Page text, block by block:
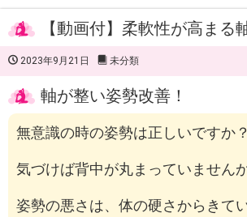
【動画付】柔軟性が高まる
2023年9月21日 未分類
軸が整い姿勢改善！
無意識の時の姿勢は正しいですか？
気づけば背中が丸まっていません
姿勢の悪さは、体の硬さからきて